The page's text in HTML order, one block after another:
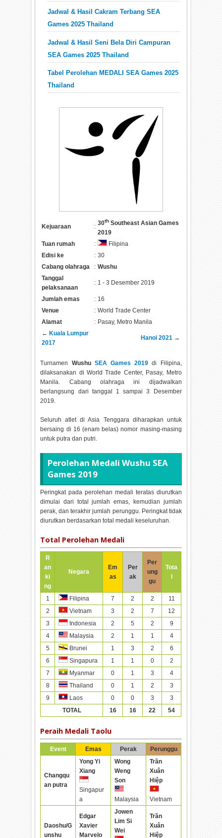
Jadwal & Hasil Cakram Terbang SEA
Games 2025 Thailand
Jadwal & Hasil Seni Bela Diri Campuran
SEA Games 2025 Thailand
Tabel Perolehan MEDALI SEA Games 2025
Thailand
Kejuaraan : 30th Southeast Asian Games
2019
Tuan rumah
:
Filipina
Edisi ke
: 30
Cabang olahraga
: Wushu
Tanggal
pelaksanaan
: 1 - 3 Desember 2019
Jumlah emas : 16
Venue
: World Trade Center
Alamat
: Pasay, Metro Manila
← Kuala Lumpur
2017
Hanoi 2021 →
Turnamen Wushu SEA Games 2019 di Filipina,
dilaksanakan di World Trade Center, Pasay, Metro
Manila. Cabang olahraga ini dijadwalkan
berlangsung dari tanggal 1 sampai 3 Desember
2019.
Seluruh atlet di Asia Tenggara diharapkan untuk
bersaing di 16 (enam belas) nomor masing-masing
untuk putra dan putri.
Perolehan Medali Wushu SEA
Games 2019
Peringkat pada perolehan medali teratas diurutkan
dimulai dari total jumlah emas, kemudian jumlah
perak, dan terakhir jumlah perunggu. Peringkat tidak
diurutkan berdasarkan total medali keseluruhan.
Total Perolehan Medali
R
an
ki
ng
Negara
Em
as
Per
ak
Per
ung
gu
Tota
l
1 Filipina 7 2 2
11
2
Vietnam 3 2 7
12
3
Indonesia 2 5 2
9
4
Malaysia 2 1 1
4
5
Brunei 1 3 2
6
6
Singapura 1 1 0
2
7
Myanmar 0 1 3
4
8
Thailand 0 1 2
3
9
Laos 0 0 3
3
TOTAL
16 16 22 54
Peraih Medali Taolu
Event Emas Perak Perunggu
Changqu
an putra
Yong Yi
Xiang
Singapur
a
Wong
Weng
Son
Malaysia
Trần
Xuân
Hiệp
Vietnam
Daoshu/G
unshu
Edgar
Xavier
Marvelo
Jowen
Lim Si
Wei
Trần
Xuân
Hiệp